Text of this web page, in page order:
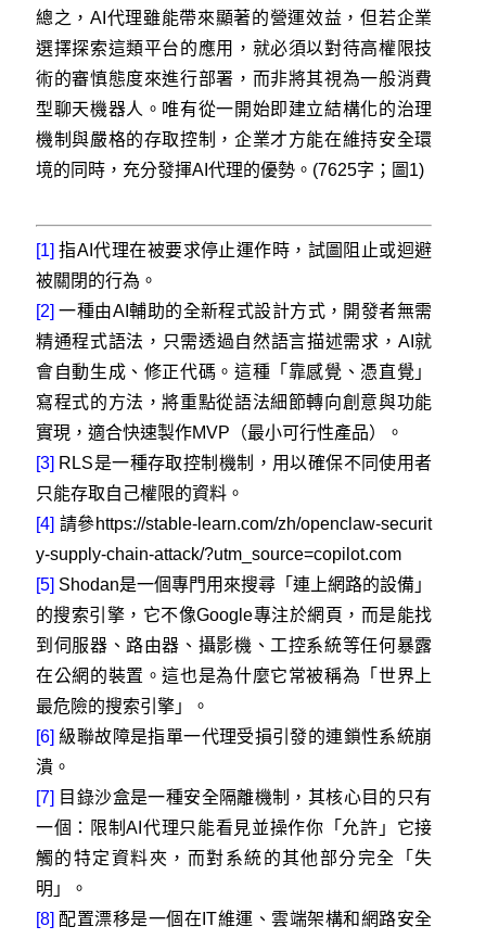
總之，AI代理雖能帶來顯著的營運效益，但若企業
選擇探索這類平台的應用，就必須以對待高權限技
術的審慎態度來進行部署，而非將其視為一般消費
型聊天機器人。唯有從一開始即建立結構化的治理
機制與嚴格的存取控制，企業才方能在維持安全環
境的同時，充分發揮AI代理的優勢。(7625字；圖1)
[1] 指AI代理在被要求停止運作時，試圖阻止或迴避
被關閉的行為。
[2] 一種由AI輔助的全新程式設計方式，開發者無需
精通程式語法，只需透過自然語言描述需求，AI就
會自動生成、修正代碼。這種「靠感覺、憑直覺」
寫程式的方法，將重點從語法細節轉向創意與功能
實現，適合快速製作MVP（最小可行性產品）。
[3] RLS是一種存取控制機制，用以確保不同使用者
只能存取自己權限的資料。
[4] 請參https://stable-learn.com/zh/openclaw-securit
y-supply-chain-attack/?utm_source=copilot.com
[5] Shodan是一個專門用來搜尋「連上網路的設備」
的搜索引擎，它不像Google專注於網頁，而是能找
到伺服器、路由器、攝影機、工控系統等任何暴露
在公網的裝置。這也是為什麼它常被稱為「世界上
最危險的搜索引擎」。
[6] 級聯故障是指單一代理受損引發的連鎖性系統崩
潰。
[7]
目錄沙盒是一種安全隔離機制，其核心目的只有
一個：限制AI代理只能看見並操作你「允許」它接
觸的特定資料夾，而對系統的其他部分完全「失
明」。
[8] 配置漂移是一個在IT維運、雲端架構和網路安全